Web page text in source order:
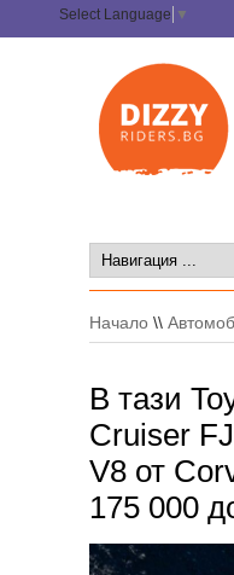
Select Language ▼
Начало \\
В тази
Cruiser
V8 от
175 000